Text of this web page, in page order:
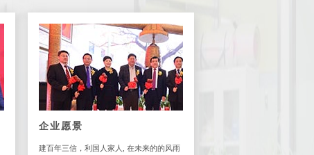
企业愿景
建百年三信，利国人家人, 在未来的的风雨